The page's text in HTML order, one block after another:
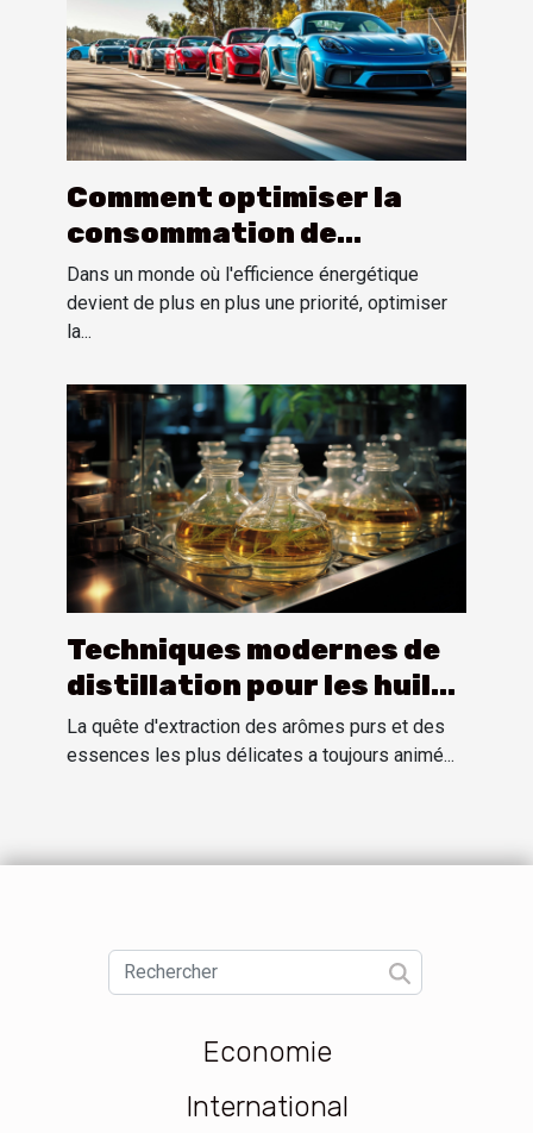
Comment optimiser la
consommation de
carburant pour
différents modèles de
voitures
Dans un monde où l'efficience énergétique
devient de plus en plus une priorité, optimiser
la...
Techniques modernes de
distillation pour les huiles
essentielles
La quête d'extraction des arômes purs et des
essences les plus délicates a toujours animé...
Economie
International